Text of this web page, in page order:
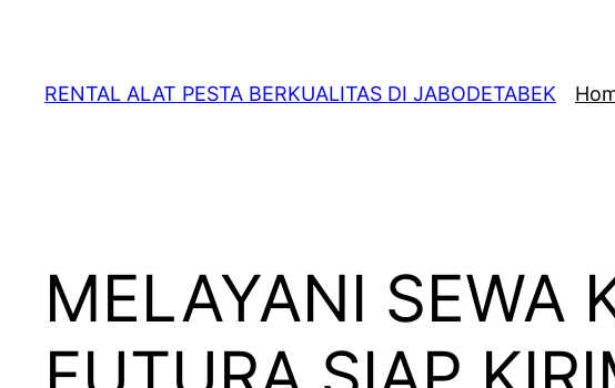
RENTAL ALAT PESTA BERKUALITAS DI JABODETABEK
MELAYANI SEWA